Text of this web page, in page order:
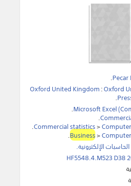
.
Oxford United Kingdom:Oxford
.
Microsoft Excel
.
.
Commercial statistics>
.
Business>
.
HF5548.4.M523 D38